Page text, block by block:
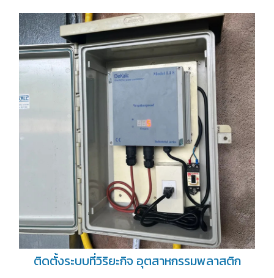
ติดตั้งระบบที่วิริยะกิจ อุตสาหกรรมพลาสติก